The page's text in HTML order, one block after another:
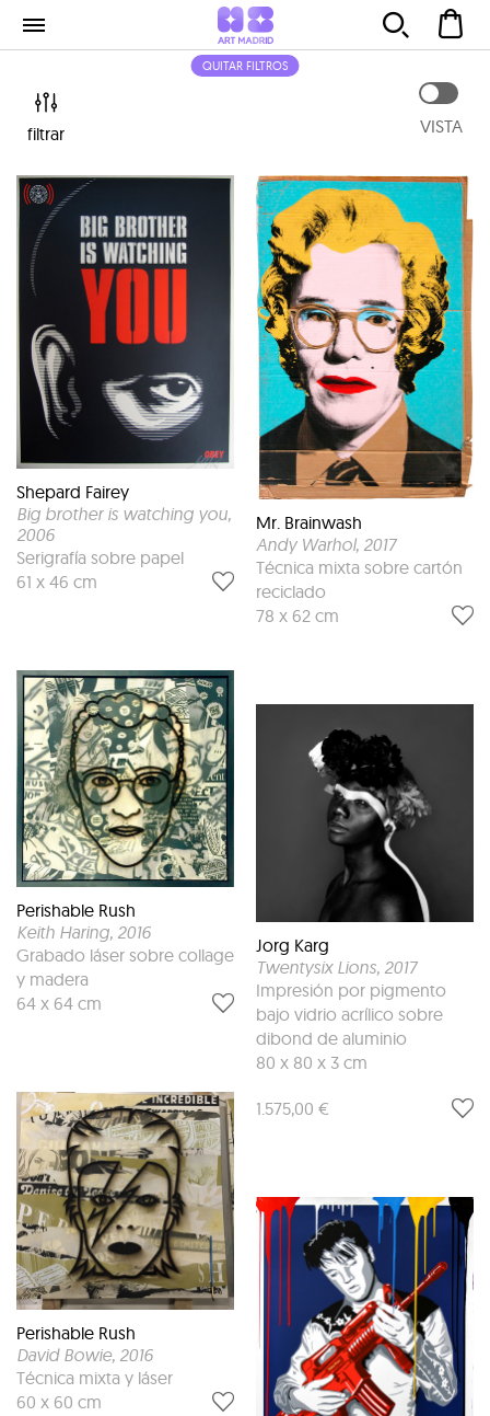
QUITAR FILTROS
filtrar VISTA
Shepard Fairey
Big brother is watching you,
2006
Serigrafía sobre papel
61 x 46 cm
Perishable Rush
Keith Haring, 2016
Grabado láser sobre collage
y madera
64 x 64 cm
Perishable Rush
David Bowie, 2016
Técnica mixta y láser
60 x 60 cm
Mr. Brainwash
Andy Warhol, 2017
Técnica mixta sobre cartón
reciclado
78 x 62 cm
Jorg Karg
Twentysix Lions, 2017
Impresión por pigmento
bajo vidrio acrílico sobre
dibond de aluminio
80 x 80 x 3 cm
1.575,00 €